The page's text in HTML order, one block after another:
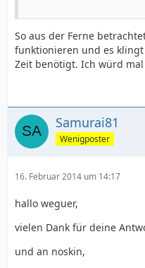
So aus der Ferne
funktionieren und es
Zeit benötigt. Ich würd
Samurai81
Wenigposter
16. Februar 2014 um 14:17
hallo weguer,
vielen Dank für deine
und an noskin,